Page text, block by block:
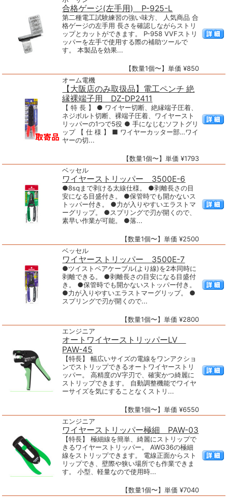
合格ゲージ(左手用) P-925-L
第二種電工試験練習の強い味方、 人気商品 合
格ゲージの左手用 長さを確認しながらストリ
ップとカットができます。 P-958 VVFストリ
ッパーを左手で使用する際の補助ツールで
す。 本製品を効果...
【数量1個〜】単価 ¥850
オーム電機
【大阪店のみ取扱品】電工ペンチ 絶
縁裸端子用 DZ-DP2411
【 特 長 】 ● ワイヤー切断、絶縁端子圧着、
ネジボルト切断、裸端子圧着、ワイヤースト
リッパーの1つで5役 ● 手になじむソフトグリ
ップ 【 仕 様 】 ■ ワイヤーカッター部…ワイ
ヤーの切...
【数量1個〜】単価 ¥1793
ベッセル
ワイヤーストリッパー 3500E-6
●8sqまで剥ける太線仕様。 ●剥離長さの目
安になる目盛付き。 ●保管時でも開かないス
トッパー付き。 ●力が入りやすいエラストマ
ーグリップ。 ●スプリングで刃が開くので、
素早い作業が可能。 ●落...
【数量1個〜】単価 ¥2500
ベッセル
ワイヤーストリッパー 3500E-7
●ツイストペアケーブル(より線)を2本同時に
剥離できる。 ●剥離長さの目安になる目盛付
き。 ●保管時でも開かないストッパー付き。
●力が入りやすいエラストマーグリップ。 ●
スプリングで刃が開くので...
【数量1個〜】単価 ¥2800
エンジニア
オートワイヤーストリッパーLV
PAW-45
【特長】 幅広いサイズの電線をワンアクショ
ンでストリップできるオートワイヤーストリ
ッパー。 高精度のV字刃で、確実かつ綺麗に
ストリップできます。 自動調整機能でワイヤ
ーサイズを気にすることなくストリ...
【数量1個〜】単価 ¥6550
エンジニア
ワイヤーストリッパー極細 PAW-03
【特長】 極細線を簡単、綺麗にストリップで
きるワイヤーストリッパー。 AWG36の極細
線をストリップできます。 電線正面からスト
リップでき、壁際や狭い場所でも作業できま
す。 小型、軽量なので使用時...
【数量1個〜】単価 ¥7040